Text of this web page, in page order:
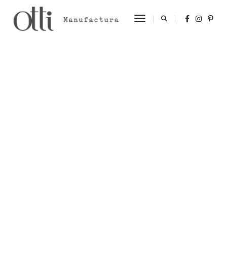
Toggle Navigation